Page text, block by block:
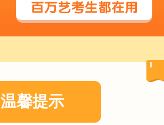
温馨提示